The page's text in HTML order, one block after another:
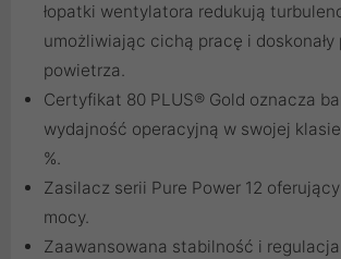
łopatki wentylatora redukują
umożliwiając cichą pracę i doskonały
powietrza.
Certyfikat 80 PLUS® Gold oznacza
wydajność operacyjną w swojej
%.
Zasilacz serii Pure Power 12 oferujący
mocy.
Zaawansowana stabilność i